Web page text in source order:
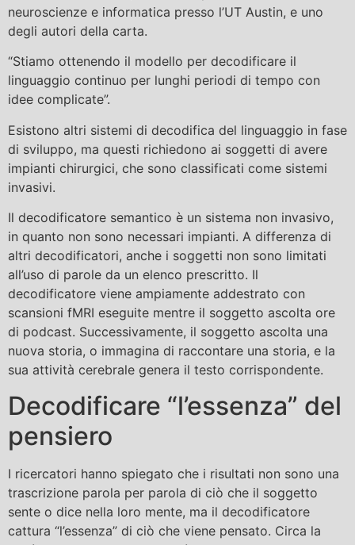
neuroscienze e informatica presso l’UT Austin, e uno
degli autori della carta.
“Stiamo ottenendo il modello per decodificare il
linguaggio continuo per lunghi periodi di tempo con
idee complicate”.
Esistono altri sistemi di decodifica del linguaggio in fase
di sviluppo, ma questi richiedono ai soggetti di avere
impianti chirurgici, che sono classificati come sistemi
invasivi.
Il decodificatore semantico è un sistema non invasivo,
in quanto non sono necessari impianti. A differenza di
altri decodificatori, anche i soggetti non sono limitati
all’uso di parole da un elenco prescritto. Il
decodificatore viene ampiamente addestrato con
scansioni fMRI eseguite mentre il soggetto ascolta ore
di podcast. Successivamente, il soggetto ascolta una
nuova storia, o immagina di raccontare una storia, e la
sua attività cerebrale genera il testo corrispondente.
Decodificare “l’essenza” del
pensiero
I ricercatori hanno spiegato che i risultati non sono una
trascrizione parola per parola di ciò che il soggetto
sente o dice nella loro mente, ma il decodificatore
cattura “l’essenza” di ciò che viene pensato. Circa la